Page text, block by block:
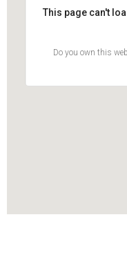
This page can't
Do you own this